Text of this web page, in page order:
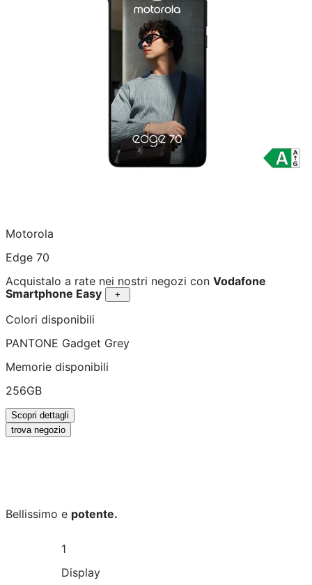
Motorola
Edge 70
Acquistalo a rate nei nostri negozi con Vodafone
Smartphone Easy
+
Colori disponibili
PANTONE Gadget Grey
Memorie disponibili
256GB
Scopri dettagli
trova negozio
Bellissimo e potente.
1
Display